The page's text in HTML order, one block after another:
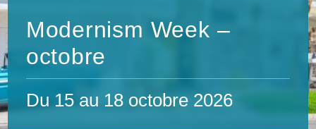
Modernism Week –
octobre
Du 15 au 18 octobre 2026